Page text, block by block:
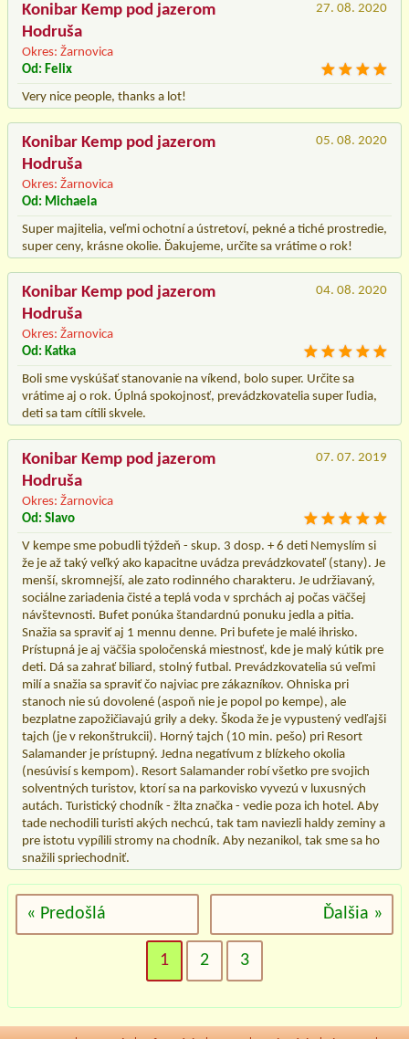
Konibar Kemp pod jazerom
Hodruša
Okres: Žarnovica
27. 08. 2020
Od: Felix
Very nice people, thanks a lot!
Konibar Kemp pod jazerom
Hodruša
Okres: Žarnovica
05. 08. 2020
Od: Michaela
Super majitelia, veľmi ochotní a ústretoví, pekné a tiché prostredie,
super ceny, krásne okolie. Ďakujeme, určite sa vrátime o rok!
Konibar Kemp pod jazerom
Hodruša
Okres: Žarnovica
04. 08. 2020
Od: Katka
Boli sme vyskúšať stanovanie na víkend, bolo super. Určite sa
vrátime aj o rok. Úplná spokojnosť, prevádzkovatelia super ľudia,
deti sa tam cítili skvele.
Konibar Kemp pod jazerom
Hodruša
Okres: Žarnovica
07. 07. 2019
Od: Slavo
V kempe sme pobudli týždeň - skup. 3 dosp. + 6 deti Nemyslím si
že je až taký veľký ako kapacitne uvádza prevádzkovateľ (stany). Je
menší, skromnejší, ale zato rodinného charakteru. Je udržiavaný,
sociálne zariadenia čisté a teplá voda v sprchách aj počas väčšej
návštevnosti. Bufet ponúka štandardnú ponuku jedla a pitia.
Snažia sa spraviť aj 1 mennu denne. Pri bufete je malé ihrisko.
Prístupná je aj väčšia spoločenská miestnosť, kde je malý kútik pre
deti. Dá sa zahrať biliard, stolný futbal. Prevádzkovatelia sú veľmi
milí a snažia sa spraviť čo najviac pre zákazníkov. Ohniska pri
stanoch nie sú dovolené (aspoň nie je popol po kempe), ale
bezplatne zapožičiavajú grily a deky. Škoda že je vypustený vedľajši
tajch (je v rekonštrukcii). Horný tajch (10 min. pešo) pri Resort
Salamander je prístupný. Jedna negatívum z blízkeho okolia
(nesúvisí s kempom). Resort Salamander robí všetko pre svojich
solventných turistov, ktorí sa na parkovisko vyvezú v luxusných
autách. Turistický chodník - žlta značka - vedie poza ich hotel. Aby
tade nechodili turisti akých nechcú, tak tam naviezli haldy zeminy a
pre istotu vypílili stromy na chodník. Aby nezanikol, tak sme sa ho
snažili spriechodniť.
« Predošlá Ďalšia »
1 2 3